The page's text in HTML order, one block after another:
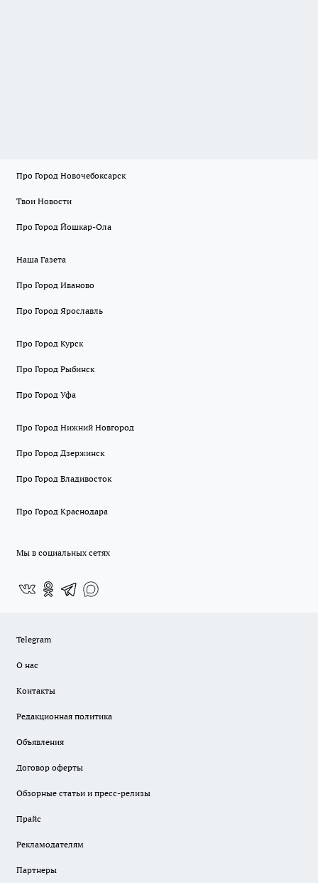
Про Город Новочебоксарск
Твои Новости
Про Город Йошкар-Ола
Наша Газета
Про Город Иваново
Про Город Ярославль
Про Город Курск
Про Город Рыбинск
Про Город Уфа
Про Город Нижний Новгород
Про Город Дзержинск
Про Город Владивосток
Про Город Краснодара
Мы в социальных сетях
Telegram
О нас
Контакты
Редакционная политика
Объявления
Договор оферты
Обзорные статьи и пресс-релизы
Прайс
Рекламодателям
Партнеры